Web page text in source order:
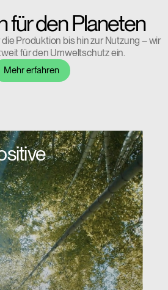
Standort
Account erstellen
EINGEBEN
Box
für den Planeten
Produktion bis hin zur Nutzung – wir
für den Umweltschutz ein.
Mehr erfahren